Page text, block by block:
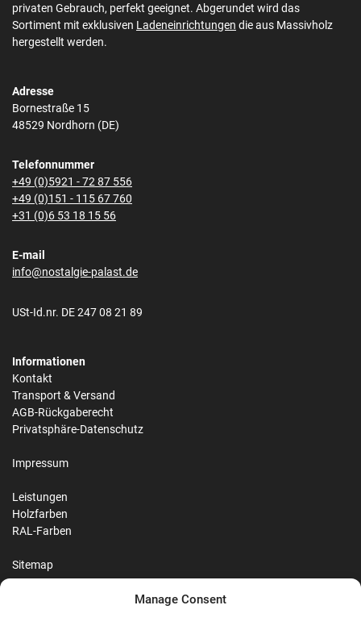
Manage Consent
privaten Gebrauch, perfekt geeignet. Abgerundet wird das
Sortiment mit exklusiven Ladeneinrichtungen die aus Massivholz
hergestellt werden.
Adresse
Bornestraße 15
48529 Nordhorn (DE)
Telefonnummer
+49 (0)5921 - 72 87 556
+49 (0)151 - 115 67 760
+31 (0)6 53 18 15 56
E-mail
info@nostalgie-palast.de
USt-Id.nr. DE 247 08 21 89
Informationen
Kontakt
Transport & Versand
AGB-Rückgaberecht
Privatsphäre-Datenschutz
Impressum
Leistungen
Holzfarben
RAL-Farben
Sitemap